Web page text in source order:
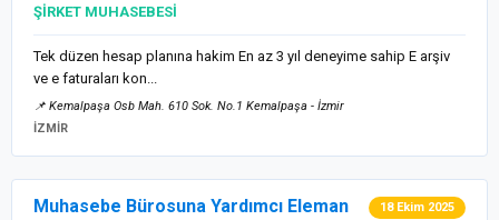
ŞİRKET MUHASEBESİ
Tek düzen hesap planına hakim En az 3 yıl deneyime sahip E arşiv
ve e faturaları kon...
📌 Kemalpaşa Osb Mah. 610 Sok. No.1 Kemalpaşa - İzmir
İZMİR
Muhasebe Bürosuna Yardımcı Eleman 18 Ekim 2025